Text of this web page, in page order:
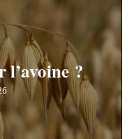
l’avoine ?